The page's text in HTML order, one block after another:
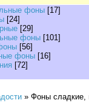
фоны [17]
[24]
[29]
фоны [101]
[56]
фоны [16]
[72]
» Фоны сладкие,